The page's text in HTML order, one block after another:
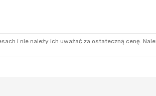
STO
i nie należy ich uważać za ostateczną cenę.